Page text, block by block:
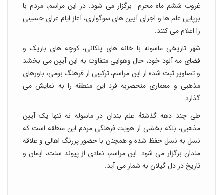
غروب ششم ماه محرم برگزار می شود. در این مراسم، مردم با
برپایی علم ها و اجرای آیین های سوگواری، آغاز ایام عزای حسینی
را اعلام می کنند.
شهر تاریخی ماسوله با خانه های پلکانی، کوچه های باریک و
فضای مه آلود خود، حال وهوایی متفاوت به این آیین می بخشد
و تصاویر ثبت شده از این مراسم، ترکیبی از فرهنگ بومی، باورهای
مذهبی و معماری منحصربه فرد این منطقه را به نمایش می
گذارد.
طی چند دهه گذشتهُ علم بندان در ماسوله نه تنها یک آیین
مذهبی، بلکه بخشی از هویت فرهنگی مردم این منطقه است که
نسل به نسل حفظ شده و همچنان با حضور پررنگ اهالی و علاقه
مندان برگزار می شود. این مراسم، نمادی از پیوند سنت، ایمان و
تاریخ در دل گیلان به شمار می آید.